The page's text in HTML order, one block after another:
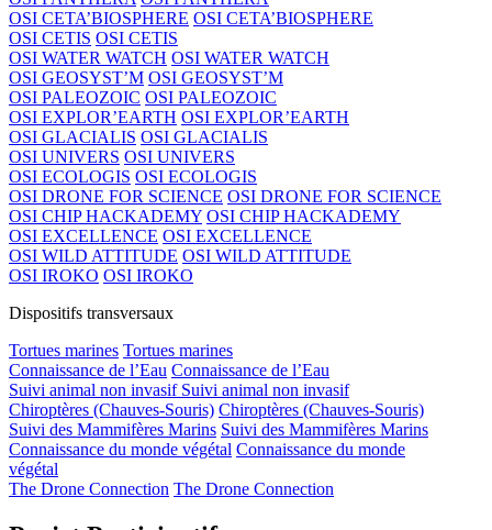
OSI CETA’BIOSPHERE OSI CETA’BIOSPHERE
OSI CETIS OSI CETIS
OSI WATER WATCH OSI WATER WATCH
OSI GEOSYST’M OSI GEOSYST’M
OSI PALEOZOIC OSI PALEOZOIC
OSI EXPLOR’EARTH OSI EXPLOR’EARTH
OSI GLACIALIS OSI GLACIALIS
OSI UNIVERS OSI UNIVERS
OSI ECOLOGIS OSI ECOLOGIS
OSI DRONE FOR SCIENCE OSI DRONE FOR SCIENCE
OSI CHIP HACKADEMY OSI CHIP HACKADEMY
OSI EXCELLENCE OSI EXCELLENCE
OSI WILD ATTITUDE OSI WILD ATTITUDE
OSI IROKO OSI IROKO
Dispositifs transversaux
Tortues marines Tortues marines
Connaissance de l’Eau Connaissance de l’Eau
Suivi animal non invasif Suivi animal non invasif
Chiroptères (Chauves-Souris) Chiroptères (Chauves-Souris)
Suivi des Mammifères Marins Suivi des Mammifères Marins
Connaissance du monde végétal Connaissance du monde
végétal
The Drone Connection The Drone Connection